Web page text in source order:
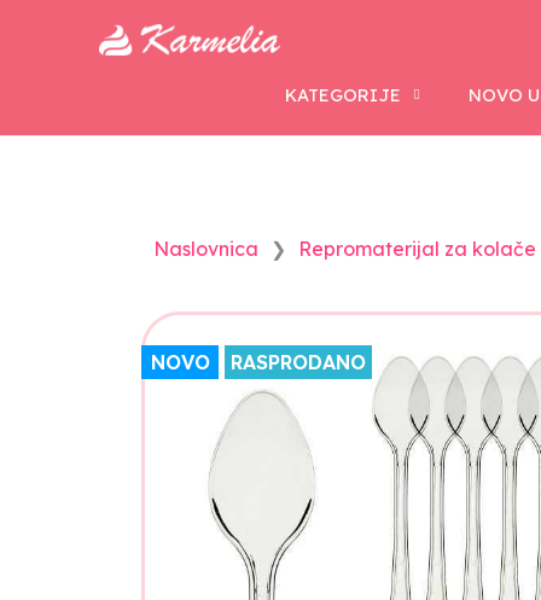
KATEGORIJE NOVO
Naslovnica Repromaterijal za
NOVO RASPRODANO